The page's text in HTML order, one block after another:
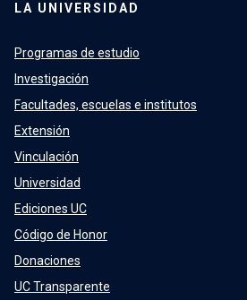
LA UNIVERSIDAD
Programas de estudio
Investigación
Facultades, escuelas e institutos
Extensión
Vinculación
Universidad
Ediciones UC
Código de Honor
Donaciones
UC Transparente